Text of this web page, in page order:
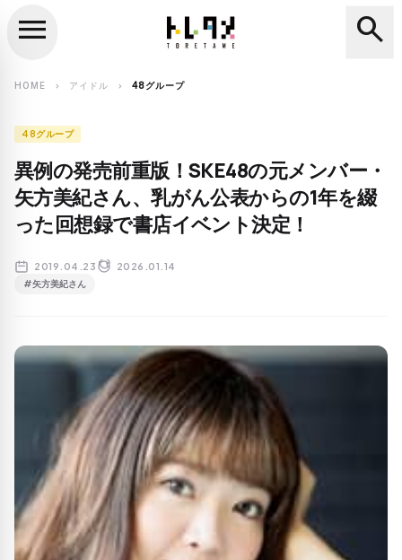
search
menu search
HOME chevron_right アイドル chevron_right 48グループ
48グループ
異例の発売前重版！SKE48の元メンバー・
矢方美紀さん、乳がん公表からの1年を綴
った回想録で書店イベント決定！
2019.04.23 2026.01.14
#矢方美紀さん